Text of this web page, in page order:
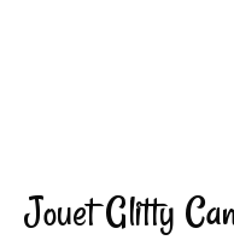
Jouet Glitty